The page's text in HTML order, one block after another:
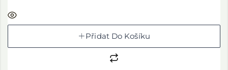
Přidat Do Košíku